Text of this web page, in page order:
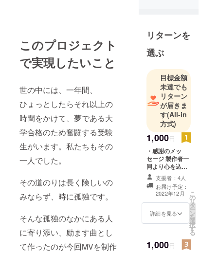
このプロジェクト
で実現したいこと
世の中には、一年間、
ひょっとしたらそれ以上の
時間をかけて、夢である大
学合格のため奮闘する受験
生がいます。私たちもその
一人でした。
その道のりは長く険しいの
みならず、時に孤独です。
そんな孤独のなかにある人
に寄り添い、励ます曲とし
て作ったのが今回MVを制作
リターンを
選ぶ
目標金額
未達でも
リターン
が届きま
す(All-in
方式)
1,000円
・感謝のメッ
セージ 製作者一
同より心を込め
て 感謝の手紙を
贈らせていただ
きます。
支援者：4人
お届け予定：
2022年12月
詳細を見る
こ
の
リ
タ
ー
ン
を
選
択
す
る
1,000円